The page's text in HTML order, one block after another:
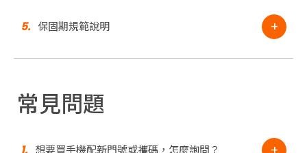
5. 保固期規範說明 +
常見問題